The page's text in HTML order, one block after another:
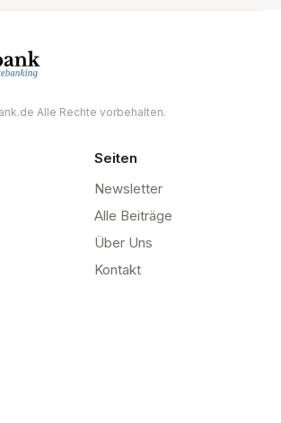
Alle Rechte vorbehalten.
Seiten
Newsletter
Alle Beiträge
Über Uns
Kontakt